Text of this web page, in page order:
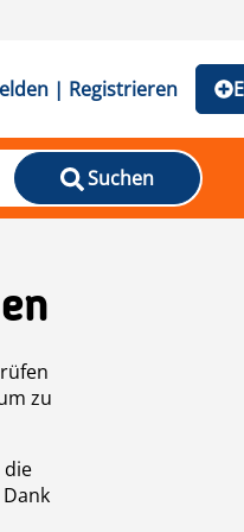
| Registrieren
Suchen
zu
die